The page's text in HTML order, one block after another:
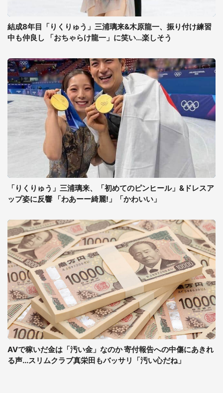
結成8年目「りくりゅう」三浦璃来&木原龍一、振り付け練習
中も仲良し 「おちゃらけ龍一」に笑い...楽しそう
「りくりゅう」三浦璃来、「初めてのピンヒール」&ドレスア
ップ姿に反響 「わあーー綺麗!」「かわいい」
AVで稼いだ金は「汚い金」なのか 寄付報告への中傷にあきれ
る声...スリムクラブ真栄田もバッサリ「汚い心だね」